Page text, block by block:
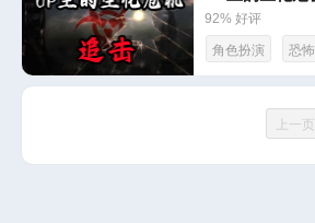
92% 好评
角色扮演 恐怖
上一页